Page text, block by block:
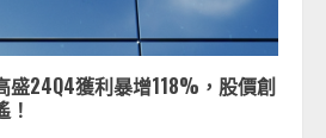
盛24Q4獲利暴增118%，股價創